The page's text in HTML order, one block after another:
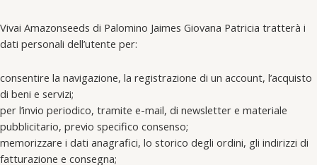
Vivai Amazonseeds di Palomino Jaimes Giovana Patricia tratterà i
dati personali dell’utente per:
consentire la navigazione, la registrazione di un account, l’acquisto
di beni e servizi;
per l’invio periodico, tramite e-mail, di newsletter e materiale
pubblicitario, previo specifico consenso;
memorizzare i dati anagrafici, lo storico degli ordini, gli indirizzi di
fatturazione e consegna;